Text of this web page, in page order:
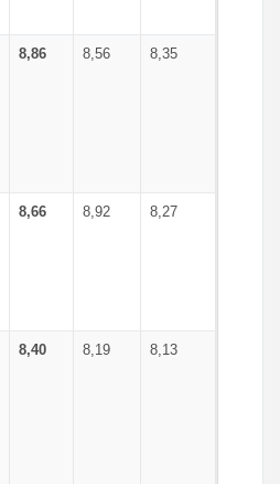
8,86 8,56 8,35
8,66 8,92 8,27
8,40 8,19 8,13